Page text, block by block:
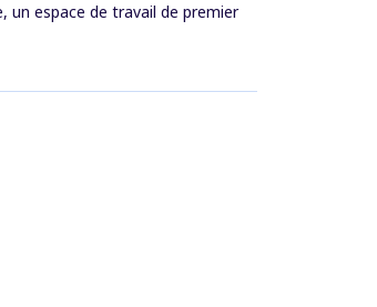
un espace de travail de premier